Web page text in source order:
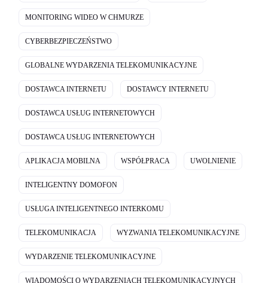
MONITORING WIDEO W CHMURZE
CYBERBEZPIECZEŃSTWO
GLOBALNE WYDARZENIA TELEKOMUNIKACYJNE
DOSTAWCA INTERNETU DOSTAWCY INTERNETU
DOSTAWCA USŁUG INTERNETOWYCH
DOSTAWCA USŁUG INTERNETOWYCH
APLIKACJA MOBILNA WSPÓŁPRACA UWOLNIENIE
INTELIGENTNY DOMOFON
USŁUGA INTELIGENTNEGO INTERKOMU
TELEKOMUNIKACJA WYZWANIA TELEKOMUNIKACYJNE
WYDARZENIE TELEKOMUNIKACYJNE
WIADOMOŚCI O WYDARZENIACH TELEKOMUNIKACYJNYCH